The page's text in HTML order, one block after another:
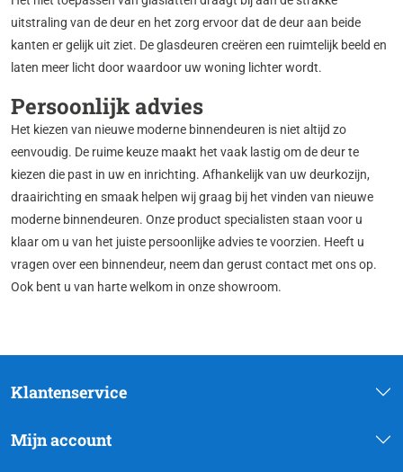
uitstraling van de deur en het zorg ervoor dat de deur aan beide
kanten er gelijk uit ziet. De glasdeuren creëren een ruimtelijk beeld en
laten meer licht door waardoor uw woning lichter wordt.
Persoonlijk advies
Het kiezen van nieuwe moderne binnendeuren is niet altijd zo
eenvoudig. De ruime keuze maakt het vaak lastig om de deur te
kiezen die past in uw en inrichting. Afhankelijk van uw deurkozijn,
draairichting en smaak helpen wij graag bij het vinden van nieuwe
moderne binnendeuren. Onze product specialisten staan voor u
klaar om u van het juiste persoonlijke advies te voorzien. Heeft u
vragen over een binnendeur, neem dan gerust contact met ons op.
Ook bent u van harte welkom in onze showroom.
Klantenservice
Mijn account